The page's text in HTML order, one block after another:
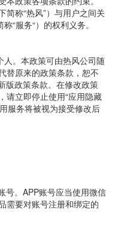
简称“热风”）与用户之间关
“服务“）的权利义务。
人。本政策可由热风公司随
替原来的政策条款，恕不
版政策条款。在修改政策
请立即停止使用“应用隐藏
服务将被视为接受修改后
号。APP账号应当使用微信
需要对账号注册和绑定的